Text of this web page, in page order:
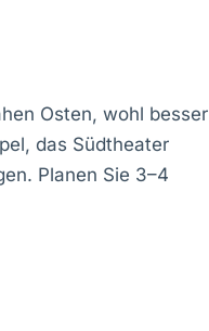
Osten, wohl besser
das Südtheater
Planen Sie 3–4